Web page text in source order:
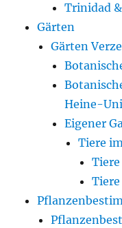
Trinidad
Gärten
Gärten
Heine-
Eigener
Tiere